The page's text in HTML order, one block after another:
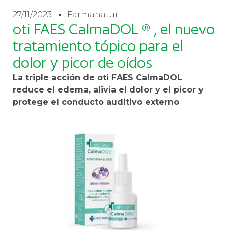
27/11/2023 Farmanatur
oti FAES CalmaDOL ® , el nuevo
tratamiento tópico para el
dolor y picor de oídos
La triple acción de oti FAES CalmaDOL
reduce el edema, alivia el dolor y el picor y
protege el conducto auditivo externo